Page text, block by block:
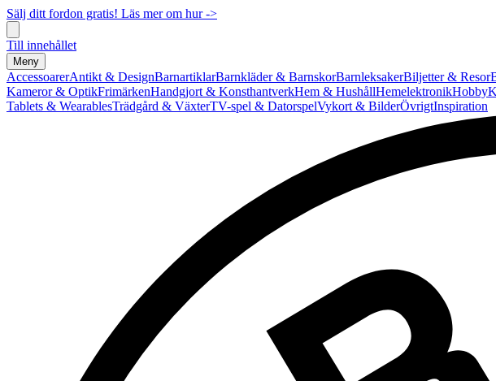
Sälj ditt fordon gratis! Läs mer om hur ->
Till innehållet
Meny
AccessoarerAntikt & DesignBarnartiklarBarnkläder & BarnskorBarnleksakerBiljetter & Resor
Kameror & OptikFrimärkenHandgjort & KonsthantverkHem & HushållHemelektronikHobby
Tablets & WearablesTrädgård & VäxterTV-spel & DatorspelVykort & BilderÖvrigtInspiration